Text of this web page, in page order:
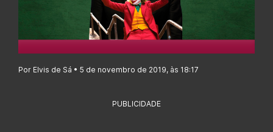
Por Elvis de Sá • 5 de novembro de 2019, às 18:17
PUBLICIDADE